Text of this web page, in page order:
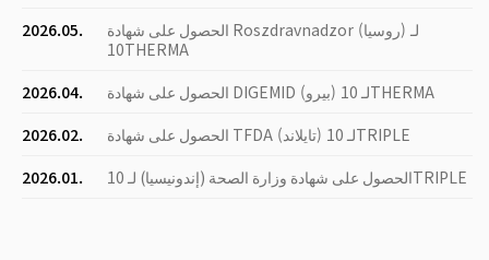
2026.05.
الحصول على شهادة Roszdravnadzor (روسيا) لـ
10THERMA
2026.04.
الحصول على شهادة DIGEMID (بيرو) لـ 10THERMA
2026.02.
الحصول على شهادة TFDA (تايلاند) لـ 10TRIPLE
2026.01.
الحصول على شهادة وزارة الصحة (إندونيسيا) لـ 10TRIPLE